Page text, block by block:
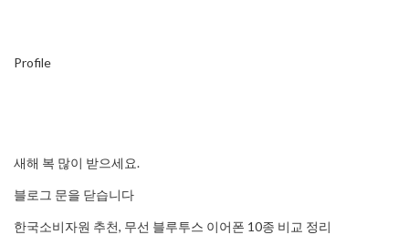
Profile
새해 복 많이 받으세요.
블로그 문을 닫습니다
한국소비자원 추천, 무선 블루투스 이어폰 10종 비교 정리